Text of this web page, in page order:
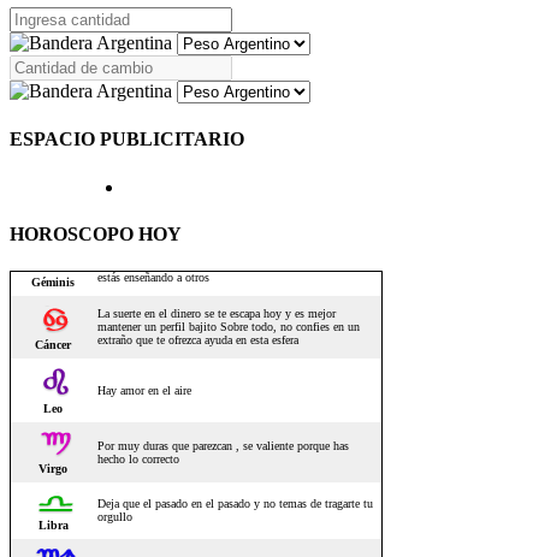
ESPACIO PUBLICITARIO
HOROSCOPO HOY